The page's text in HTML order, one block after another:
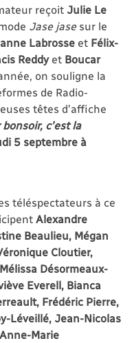
reçoit Julie Le
Jase jasesur le
Labrosse et Félix-
Reddy et Boucar
on souligne la
de Radio-
têtes d’affiche
c’est la
5 septembre à
téléspectateurs à ce
Alexandre
Beaulieu, Mégan
Cloutier,
Désormeaux-
Everell, Bianca
Frédéric Pierre,
Léveillé, Jean-Nicolas
Marie